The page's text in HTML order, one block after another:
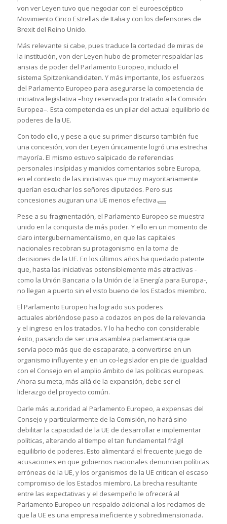
von ver Leyen tuvo que negociar con el euroescéptico
Movimiento Cinco Estrellas de Italia y con los defensores de
Brexit del Reino Unido.
Más relevante si cabe, pues traduce la cortedad de miras de
la institución, von der Leyen hubo de prometer respaldar las
ansias de poder del Parlamento Europeo, incluido el
sistema Spitzenkandidaten. Y más importante, los esfuerzos
del Parlamento Europeo para asegurarse la competencia de
iniciativa legislativa –hoy reservada por tratado a la Comisión
Europea–. Esta competencia es un pilar del actual equilibrio de
poderes de la UE.
Con todo ello, y pese a que su primer discurso también fue
una concesión, von der Leyen únicamente logró una estrecha
mayoría. El mismo estuvo salpicado de referencias
personales insípidas y manidos comentarios sobre Europa,
en el contexto de las iniciativas que muy mayoritariamente
querían escuchar los señores diputados. Pero sus
concesiones auguran una UE menos efectiva.
Pese a su fragmentación, el Parlamento Europeo se muestra
unido en la conquista de más poder. Y ello en un momento de
claro intergubernamentalismo, en que las capitales
nacionales recobran su protagonismo en la toma de
decisiones de la UE. En los últimos años ha quedado patente
que, hasta las iniciativas ostensiblemente más atractivas -
como la Unión Bancaria o la Unión de la Energía para Europa-,
no llegan a puerto sin el visto bueno de los Estados miembro.
El Parlamento Europeo ha logrado sus poderes
actuales abriéndose paso a codazos en pos de la relevancia
y el ingreso en los tratados. Y lo ha hecho con considerable
éxito, pasando de ser una asamblea parlamentaria que
servía poco más que de escaparate, a convertirse en un
organismo influyente y en un co-legislador en pie de igualdad
con el Consejo en el amplio ámbito de las políticas europeas.
Ahora su meta, más allá de la expansión, debe ser el
liderazgo del proyecto común.
Darle más autoridad al Parlamento Europeo, a expensas del
Consejo y particularmente de la Comisión, no hará sino
debilitar la capacidad de la UE de desarrollar e implementar
políticas, alterando al tiempo el tan fundamental frágil
equilibrio de poderes. Esto alimentará el frecuente juego de
acusaciones en que gobiernos nacionales denuncian políticas
erróneas de la UE, y los organismos de la UE critican el escaso
compromiso de los Estados miembro. La brecha resultante
entre las expectativas y el desempeño le ofrecerá al
Parlamento Europeo un respaldo adicional a los reclamos de
que la UE es una empresa ineficiente y sobredimensionada.